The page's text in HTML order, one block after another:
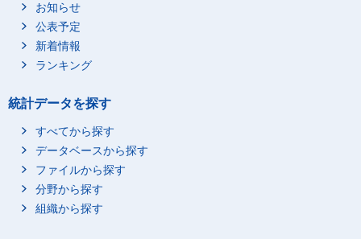
お知らせ
公表予定
新着情報
ランキング
統計データを探す
すべてから探す
データベースから探す
ファイルから探す
分野から探す
組織から探す